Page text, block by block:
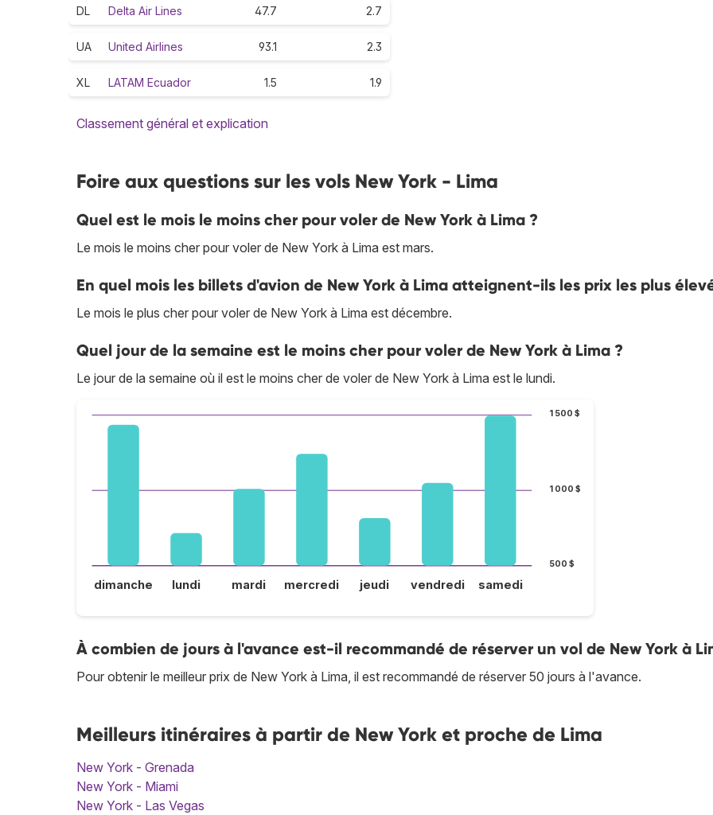
DL Delta Air Lines 47.7 2.7
UA United Airlines 93.1 2.3
XL LATAM Ecuador 1.5 1.9
Classement général et explication
Foire aux questions sur les vols New York - Lima
Quel est le mois le moins cher pour voler de New York à Lima ?
Le mois le moins cher pour voler de New York à Lima est mars.
En quel mois les billets d'avion de New York à Lima atteignent-ils les prix les plus
Le mois le plus cher pour voler de New York à Lima est décembre.
Quel jour de la semaine est le moins cher pour voler de New York à Lima ?
Le jour de la semaine où il est le moins cher de voler de New York à Lima est le lundi.
500 $
1 000 $
1 500 $
dimanche lundi mardi mercredi jeudi vendredi samedi
À combien de jours à l'avance est-il recommandé de réserver un vol de New York à
Pour obtenir le meilleur prix de New York à Lima, il est recommandé de réserver 50 jours à l'avance.
Meilleurs itinéraires à partir de New York et proche de Lima
New York - Grenada
New York - Miami
New York - Las Vegas